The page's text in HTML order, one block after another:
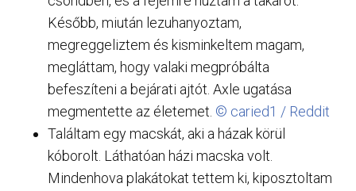
Később, miután lezuhanyoztam,
megreggeliztem és kisminkeltem magam,
megláttam, hogy valaki megpróbálta
befeszíteni a bejárati ajtót. Axle ugatása
megmentette az életemet. © caried1 / Reddit
Találtam egy macskát, aki a házak körül
kóborolt. Láthatóan házi macska volt.
Mindenhova plakátokat tettem ki, kiposztoltam